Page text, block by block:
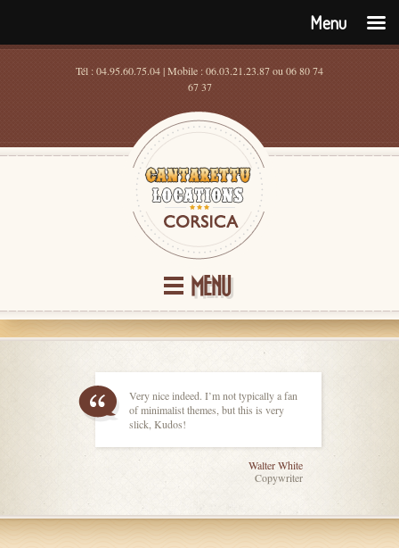
Tél : 04.95.60.75.04 | Mobile : 06.03.21.23.87 ou 06 80 74
67 37
MENU
Very nice indeed. I’m not typically a fan
of minimalist themes, but this is very
slick, Kudos!
Walter White
Copywriter
Menu